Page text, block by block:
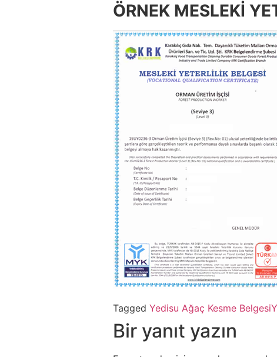
ÖRNEK MESLEKİ
Tagged Yedisu Ağaç Kesme Belgesi
Bir yanıt yazın